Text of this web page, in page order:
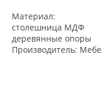
Материал:
столешница МДФ
деревянные опоры
Производитель: